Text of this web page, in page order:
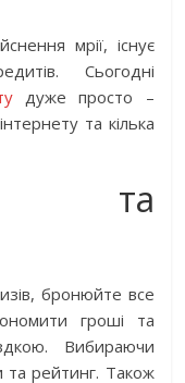
мрії, існує
Сьогодні
дуже просто –
та кілька
та
бронюйте все
гроші та
Вибираючи
та рейтинг. Також